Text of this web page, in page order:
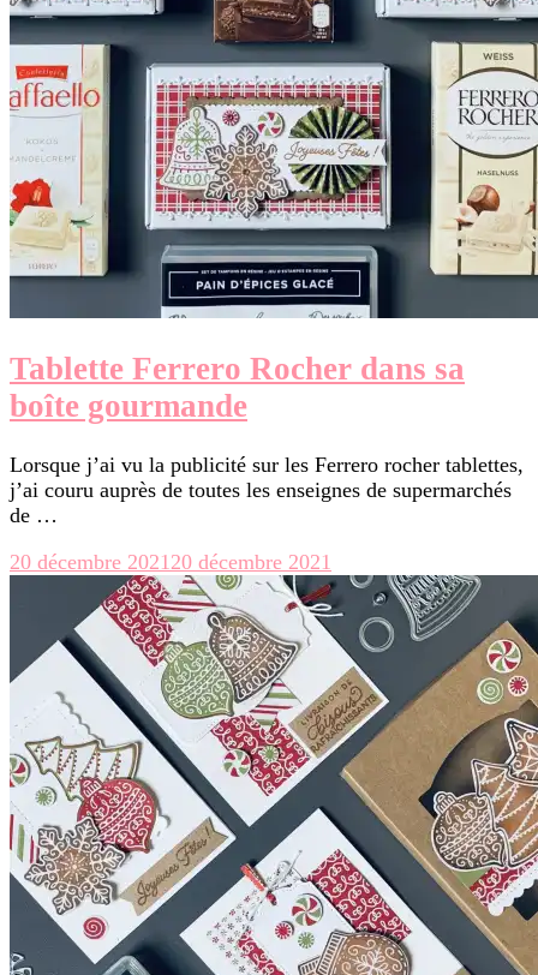
Tablette Ferrero Rocher dans sa
boîte gourmande
Lorsque j’ai vu la publicité sur les Ferrero rocher tablettes,
j’ai couru auprès de toutes les enseignes de supermarchés
de …
20 décembre 2021 20 décembre 2021